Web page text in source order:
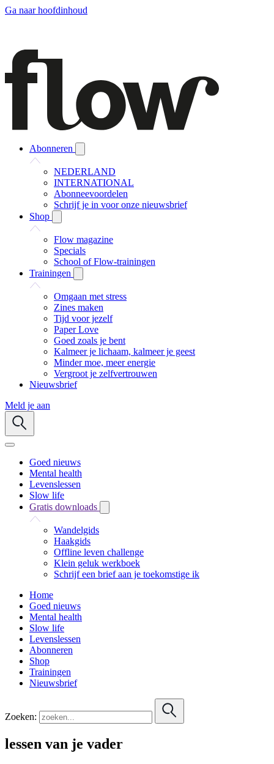
Ga naar hoofdinhoud
Abonneren
NEDERLAND
INTERNATIONAL
Abonneevoordelen
Schrijf je in voor onze nieuwsbrief
Shop
Flow magazine
Specials
School of Flow-trainingen
Trainingen
Omgaan met stress
Zines maken
Tijd voor jezelf
Paper Love
Goed zoals je bent
Kalmeer je lichaam, kalmeer je geest
Minder moe, meer energie
Vergroot je zelfvertrouwen
Nieuwsbrief
Meld je aan
Goed nieuws
Mental health
Levenslessen
Slow life
Gratis downloads
Wandelgids
Haakgids
Offline leven challenge
Klein geluk werkboek
Schrijf een brief aan je toekomstige ik
Home
Goed nieuws
Mental health
Slow life
Levenslessen
Abonneren
Shop
Trainingen
Nieuwsbrief
Zoeken:
lessen van je vader